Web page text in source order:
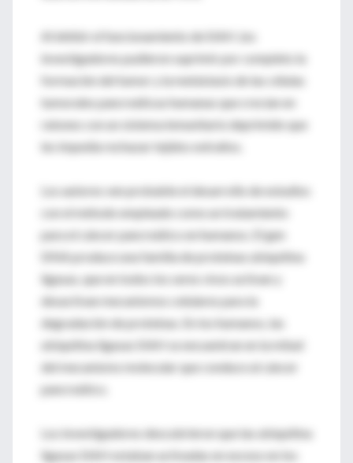
Al inhibir el funcionamiento de SIAH ,los
investigadores pudieron suprimir por completo la
formación del tumor y la metástasis de las células
tumorales pancreáticas humanas que crecían en
ratones con un sistema inmunitario deprimido que
les impedía rechazar tejidos extraños.
Los autores ven probable el desarrollo de estudios
con el método empleado como un tratamiento
para el cáncer pancreático en humanos. El gen
SINA produce una familia de proteínas ubiquitina
ligasas, que en todos los seres vivos activan y
desactivan mecanismos celulares para la
degradación de proteínas. En los humanos, las
ubiquitina ligasas SIAH se encuentran en la mitad
del mecanismo molecular que conduce al cáncer
pancreático.
Los investigadores descubrieron que las ubiquitina
ligasas SIAH estaban activadas en exceso en los